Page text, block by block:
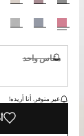
مقاس واحد
غير متوفر. أنا
القطع الأخيرة!
غير متوفر. أنا أريده!